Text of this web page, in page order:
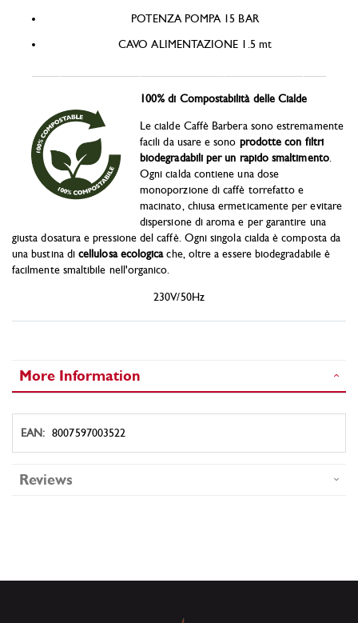
POTENZA POMPA 15 BAR
CAVO ALIMENTAZIONE 1.5 mt
100% di Compostabilità delle Cialde
Le cialde Caffè Barbera sono estremamente
facili da usare e sono prodotte con filtri
biodegradabili per un rapido smaltimento.
Ogni cialda contiene una dose
monoporzione di caffè torrefatto e
macinato, chiusa ermeticamente per evitare
dispersione di aroma e per garantire una
giusta dosatura e pressione del caffè. Ogni singola cialda è composta da
una bustina dicellulosa ecologicache, oltre a essere biodegradabile è
facilmente smaltibile nell'organico.
230V/50Hz
More Information
8007597003522
Reviews